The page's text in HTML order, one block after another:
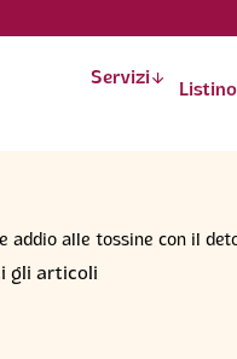
Servizi 󰁅
addio alle tossine con il
gli articoli